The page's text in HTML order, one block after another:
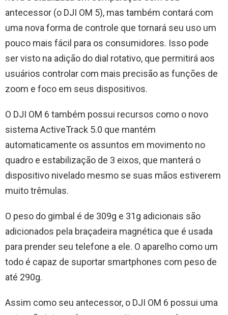
antecessor (o DJI OM 5), mas também contará com
uma nova forma de controle que tornará seu uso um
pouco mais fácil para os consumidores. Isso pode
ser visto na adição do dial rotativo, que permitirá aos
usuários controlar com mais precisão as funções de
zoom e foco em seus dispositivos.
O DJI OM 6 também possui recursos como o novo
sistema ActiveTrack 5.0 que mantém
automaticamente os assuntos em movimento no
quadro e estabilização de 3 eixos, que manterá o
dispositivo nivelado mesmo se suas mãos estiverem
muito trêmulas.
O peso do gimbal é de 309g e 31g adicionais são
adicionados pela braçadeira magnética que é usada
para prender seu telefone a ele. O aparelho como um
todo é capaz de suportar smartphones com peso de
até 290g.
Assim como seu antecessor, o DJI OM 6 possui uma